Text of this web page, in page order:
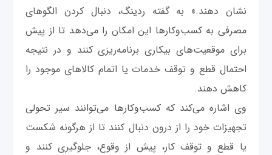
نشان دهند.» به گفته ردینگ، دنبال کردن الگوهای
مصرفی به کسب‌وکارها این امکان را می‌دهد تا از پیش
برای موقعیت‌های بیکاری برنامه‌ریزی کنند و در نتیجه
احتمال قطع و توقف خدمات یا اتمام کالاهای موجود را
کاهش دهند.
وی اشاره می‌کند که کسب‌وکارها می‌توانند سیر تحولی
تجهیزات خود را از درون دنبال کنند تا از هرگونه شکست
یا قطع و توقف کار، پیش از وقوع، جلوگیری کنند و